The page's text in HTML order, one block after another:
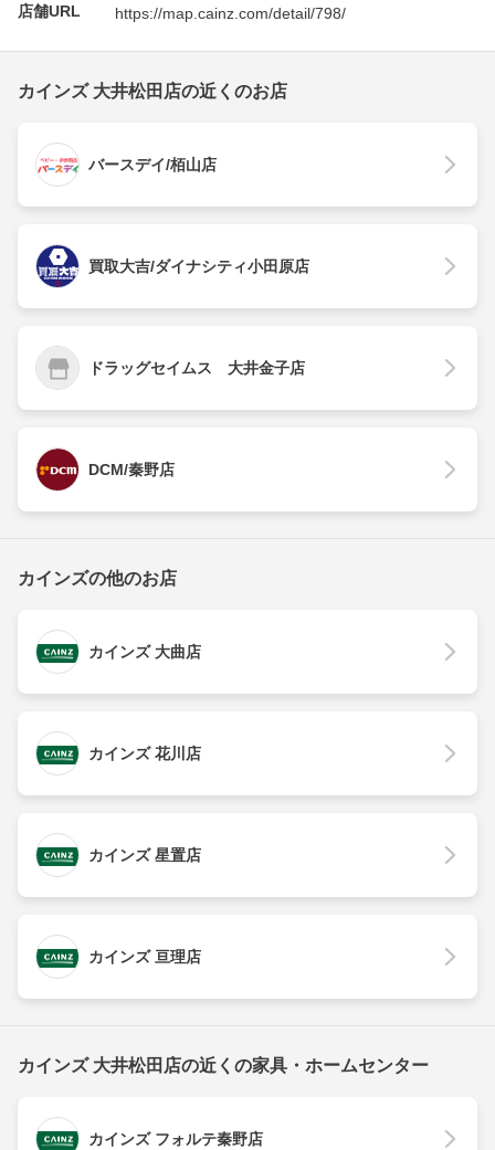
店舗URL https://map.cainz.com/detail/798/
カインズ 大井松田店の近くのお店
バースデイ/栢山店
買取大吉/ダイナシティ小田原店
ドラッグセイムス 大井金子店
DCM/秦野店
カインズの他のお店
カインズ 大曲店
カインズ 花川店
カインズ 星置店
カインズ 亘理店
カインズ 大井松田店の近くの家具・ホームセンター
カインズ フォルテ秦野店